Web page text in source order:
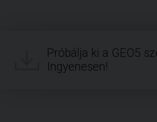
Próbálja ki a GEO5
Ingyenesen!